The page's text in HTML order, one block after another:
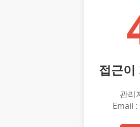
접근이
관리
Email